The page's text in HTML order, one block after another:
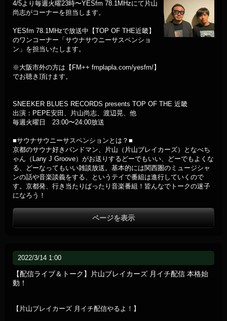
4/5より毎週火曜23時〜YESfm 78.1MHzにて片山
尚志がコーナーを担当します。
YESfm 78.1MHzで放送中【TOP OF THE近畿】
のワンコーナー「サウナサウニーサスペンショ
ン」を担当いたします。
※大阪市外の方は【FM++ fmplapla.com/yesfm/】
でお聴き頂けます。
SNEEKER BLUES RECORDS presents TOP OF THE 近畿
出演：PEPE安田、片山尚志、渡辺晃、他
毎週火曜日 23:00〜24:00放送
■サウナサウニーサスペンションとは？■
京都のサウナ好きバンドマン、片山（片山ブレイカーズ）となべち
ゃん（Lany J Groove）がお送りするどーでもいい、どーでもよくな
る、どーなってもいい雑談放送。基本的には関西圏のミュージシャ
ンの話や音楽談義をする、というテイで番組は進行していくので
す。京都発、行き当たりばったり音楽番組！皆んなでトークの迷子
になろう！
ページを表示
2022/3/14 1:00
【配信ライブ＆トーク】片山ブレイカーズ 月イチ配信 本格始
動！
【片山ブレイカーズ 月イチ配信やるよ！】